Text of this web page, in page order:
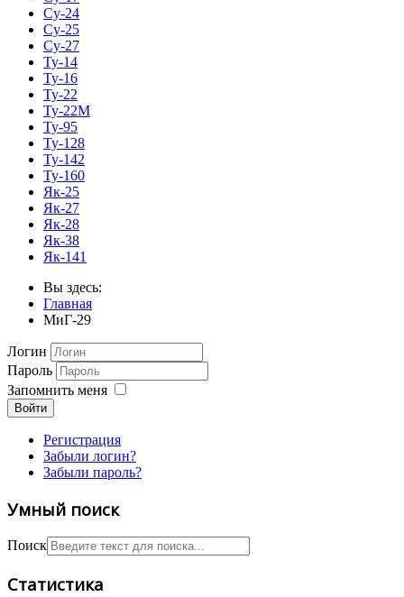
Су-24
Су-25
Су-27
Ту-14
Ту-16
Ту-22
Ту-22М
Ту-95
Ту-128
Ту-142
Ту-160
Як-25
Як-27
Як-28
Як-38
Як-141
Вы здесь:
Главная
МиГ-29
Логин
Пароль
Запомнить меня
Войти
Регистрация
Забыли логин?
Забыли пароль?
Умный поиск
Поиск
Статистика